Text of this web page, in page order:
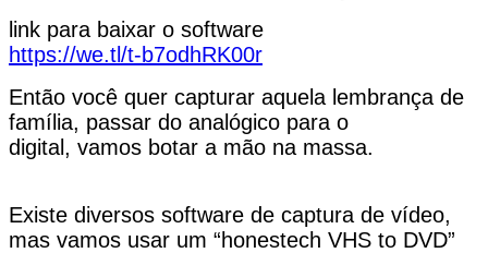
link para baixar o software
https://we.tl/t-b7odhRK00r
Então você quer capturar aquela lembrança de
família, passar do analógico para o
digital, vamos botar a mão na massa.
Existe diversos software de captura de vídeo,
mas vamos usar um “honestech VHS to DVD”